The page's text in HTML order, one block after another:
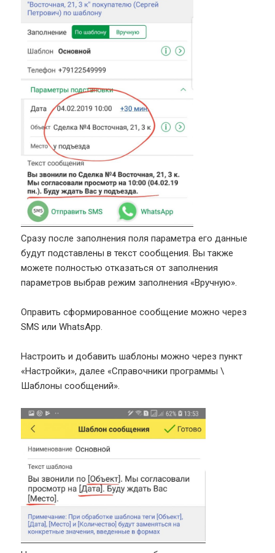
Сразу после заполнения поля параметра его данные
будут подставлены в текст сообщения. Вы также
можете полностью отказаться от заполнения
параметров выбрав режим заполнения «Вручную».
Оправить сформированное сообщение можно через
SMS или WhatsApp.
Настроить и добавить шаблоны можно через пункт
«Настройки», далее «Справочники программы \
Шаблоны сообщений».